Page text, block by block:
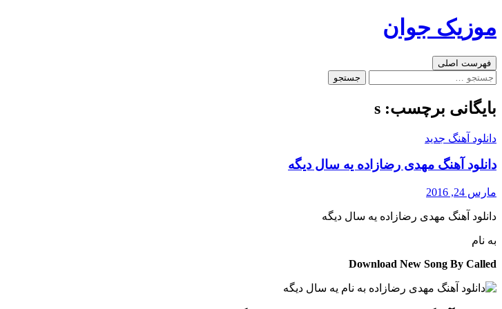
به
موزیک جوان
جست‌وجو
فهرست اصلی
جستجو
بایگانی برچسب: s
دانلود آهنگ جدید
دانلود آهنگ مهدی رضازاده یه سال دیگه
مارس 24, 2016
دانلود آهنگ مهدی رضازاده یه سال دیگه
به نام
Download New Song By Called